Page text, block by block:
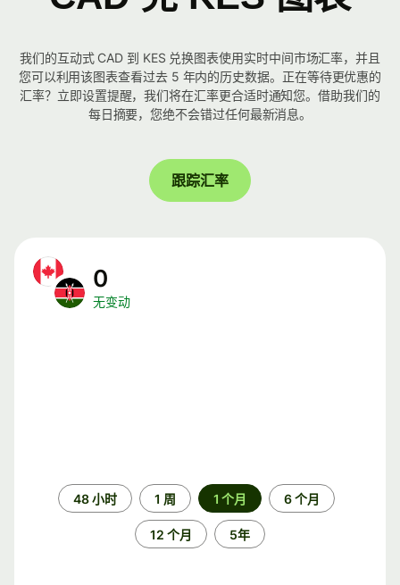
我们的互动式 CAD 到 KES 兑换图表使用实时中间市场汇率，并且
您可以利用该图表查看过去 5 年内的历史数据。正在等待更优惠的
汇率？立即设置提醒，我们将在汇率更合适时通知您。借助我们的
每日摘要，您绝不会错过任何最新消息。
跟踪汇率
0
无变动
48 小时 1 周 1 个月 6 个月
12 个月 5年